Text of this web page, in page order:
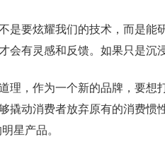
是要炫耀我们的技术，而是
会有灵感和反馈。如果只是沉
理，作为一个新的品牌，要
撬动消费者放弃原有的消费惯
星产品。